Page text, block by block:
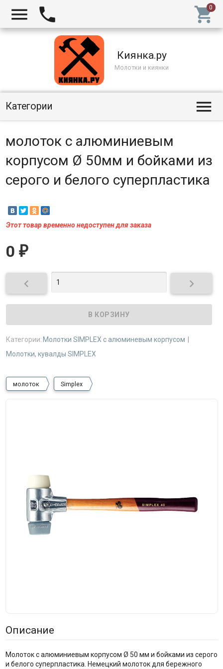
  
Киянка.ру
Молотки и киянки
Категории 
молоток с алюминиевым
корпусом Ø 50мм и бойками из
серого и белого суперпластика
Этот товар временно недоступен для заказа
0 ₽
 
Категории:Молотки SIMPLEX с алюминевым корпусом
Молотки, кувалды SIMPLEX
молоток Simplex
Описание
Молоток с алюминиевым корпусом Ø 50 мм и бойками из серого
и белого суперпластика. Немецкий молоток для бережного